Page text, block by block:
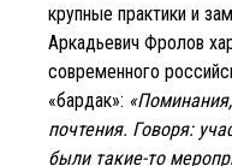
крупные практики и
Аркадьевич Фролов
современного
«бардак»:
почтения. Говоря:
были такие-то